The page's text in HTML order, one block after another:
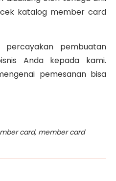
katalog member card
pembuatan
Anda kepada kami.
pemesanan bisa
card, member card